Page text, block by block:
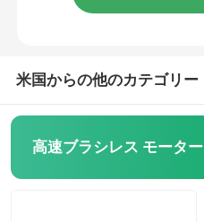
米国からの他のカテゴリー
高速ブラシレス モーター